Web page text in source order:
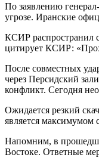
По заявлению
угрозе. Иранские
КСИР распространил
цитирует КСИР:
После совместных
через Персидский
конфликт. Сегодня
Ожидается резкий
является максимумом
Напомним, в
Востоке. Ответные